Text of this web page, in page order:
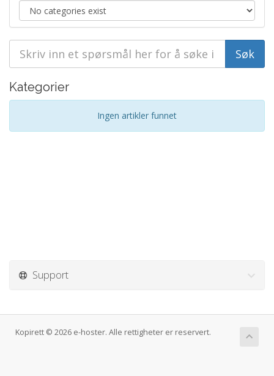
Kategorier
Ingen artikler funnet
Support
Kopirett © 2026 e-hoster. Alle rettigheter er reservert.